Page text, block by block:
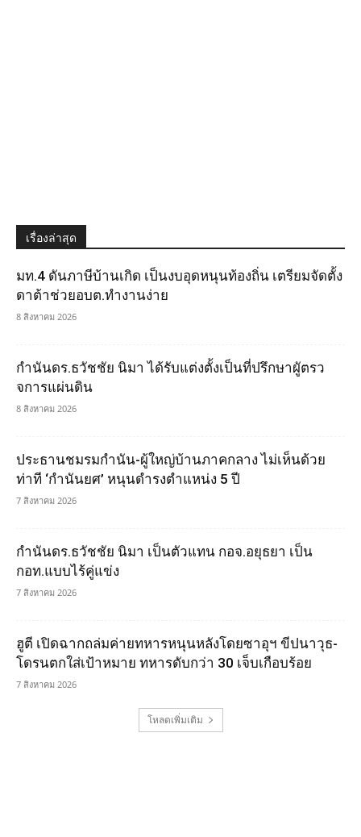
เรื่องล่าสุด
มท.4 ดันภาษีบ้านเกิด เป็นงบอุดหนุนท้องถิ่น เตรียมจัดตั้ง
ดาต้าช่วยอบต.ทำงานง่าย
8 สิงหาคม 2026
กำนันดร.ธวัชชัย นิมา ได้รับแต่งตั้งเป็นที่ปรึกษาผูัตรว
จการแผ่นดิน
8 สิงหาคม 2026
ประธานชมรมกำนัน-ผู้ใหญ่บ้านภาคกลาง ไม่เห็นด้วย
ท่าที ‘กำนันยศ’ หนุนดำรงตำแหน่ง 5 ปี
7 สิงหาคม 2026
กำนันดร.ธวัชชัย นิมา เป็นตัวแทน กอจ.อยุธยา เป็น
กอท.แบบไร้คู่แข่ง
7 สิงหาคม 2026
ฮูตี เปิดฉากถล่มค่ายทหารหนุนหลังโดยซาอุฯ ขีปนาวุธ-
โดรนตกใส่เป้าหมาย ทหารดับกว่า 30 เจ็บเกือบร้อย
7 สิงหาคม 2026
โหลดเพิ่มเติม